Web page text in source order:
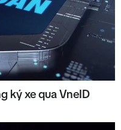
ký xe qua VneID